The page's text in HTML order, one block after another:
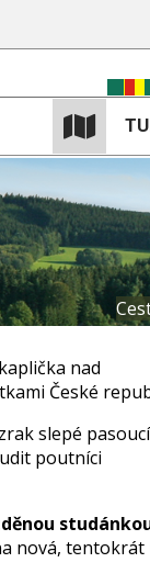
nad
České
slepé
poutníci
nová, tentokrát